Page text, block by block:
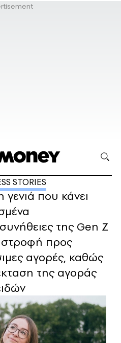
STORIES
γενιά που κάνει
της Gen Z
προς
αγορές, καθώς
της αγοράς